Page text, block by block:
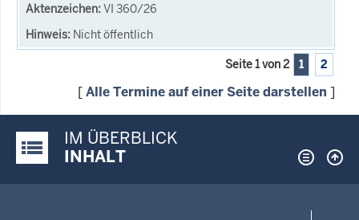
VI 360/26
Nicht öffentlich
Seite 1 von 2 1 2
[Alle Termine auf einer Seite darstellen ]
Justiz-Portal im Überblick:
IM ÜBERBLICK
INHALT